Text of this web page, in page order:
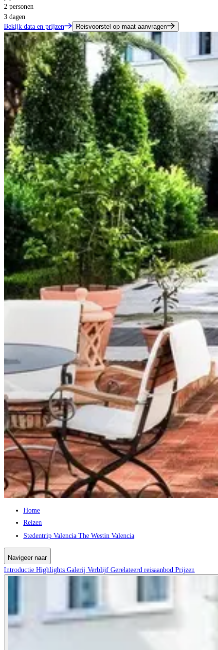
2 personen
3 dagen
Bekijk data en prijzen
Reisvoorstel op maat aanvragen
Home
Reizen
Stedentrip Valencia The Westin Valencia
Navigeer naar
Introductie Highlights Galerij Verblijf Gerelateerd reisaanbod Prijzen